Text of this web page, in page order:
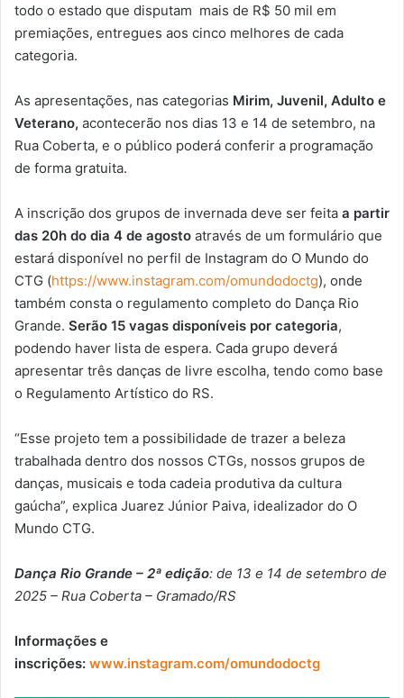
todo o estado que disputam mais de R$ 50 mil em
premiações, entregues aos cinco melhores de cada
categoria.
As apresentações, nas categorias Mirim, Juvenil, Adulto e
Veterano, acontecerão nos dias 13 e 14 de setembro, na
Rua Coberta, e o público poderá conferir a programação
de forma gratuita.
A inscrição dos grupos de invernada deve ser feita a partir
das 20h do dia 4 de agosto através de um formulário que
estará disponível no perfil de Instagram do O Mundo do
CTG (https://www.instagram.com/omundodoctg), onde
também consta o regulamento completo do Dança Rio
Grande. Serão 15 vagas disponíveis por categoria,
podendo haver lista de espera. Cada grupo deverá
apresentar três danças de livre escolha, tendo como base
o Regulamento Artístico do RS.
“Esse projeto tem a possibilidade de trazer a beleza
trabalhada dentro dos nossos CTGs, nossos grupos de
danças, musicais e toda cadeia produtiva da cultura
gaúcha”, explica Juarez Júnior Paiva, idealizador do O
Mundo CTG.
Dança Rio Grande – 2ª edição: de 13 e 14 de setembro de
2025 – Rua Coberta – Gramado/RS
Informações e
inscrições: www.instagram.com/omundodoctg